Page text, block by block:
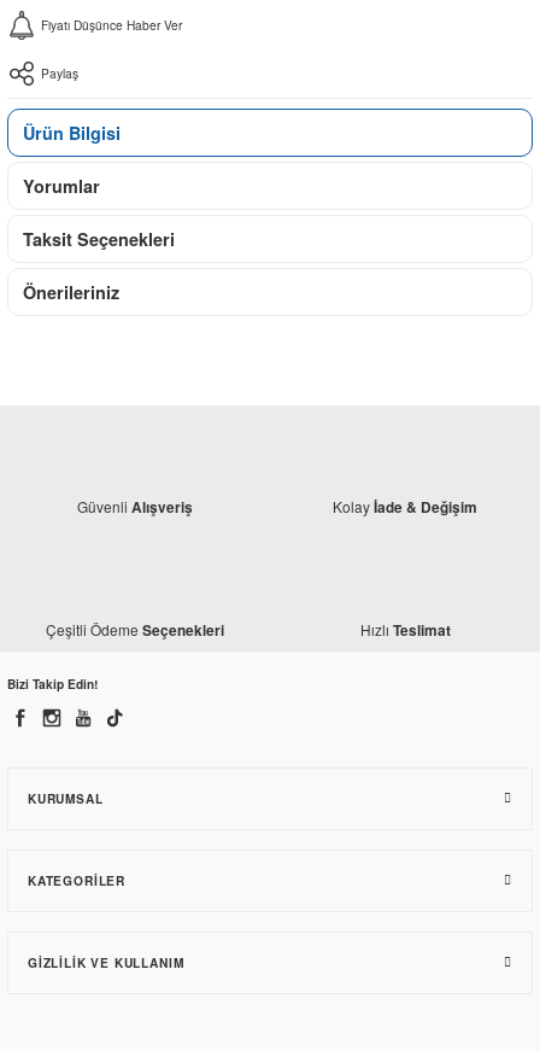
Fiyatı Düşünce Haber Ver
Paylaş
Ürün Bilgisi
Yorumlar
Taksit Seçenekleri
Önerileriniz
Güvenli Alışveriş Kolayİade & Değişim
Çeşitli Ödeme Seçenekleri Hızlı Teslimat
Bizi Takip Edin!
KURUMSAL
KATEGORILER
GIZLILIK VE KULLANIM